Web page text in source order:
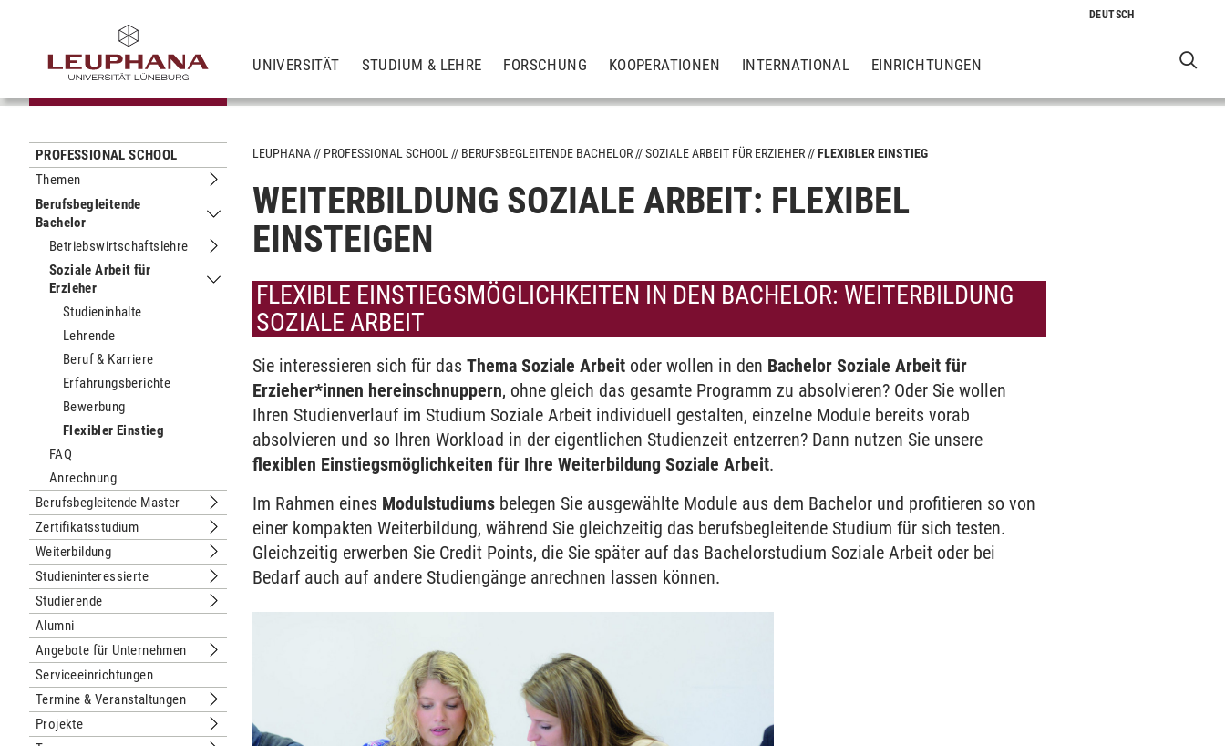
UNIVERSITÄT STUDIUM & LEHRE FORSCHUNG KOOPERATIONEN INTERNATIONAL EINRICHTUNGEN
PROFESSIONAL SCHOOL
Themen
Untermenu Themen
Berufsbegleitende
Bachelor
Untermenu Berufsbegleitende Bachelor
Betriebswirtschaftslehre
Untermenu Betriebswirtschaftslehre
Soziale Arbeit für
Erzieher
Untermenu Soziale Arbeit für Erzieher
Studieninhalte
Lehrende
Beruf & Karriere
Erfahrungsberichte
Bewerbung
Flexibler Einstieg
FAQ
Anrechnung
Berufsbegleitende Master
Untermenu Berufsbegleitende Master
Zertifikatsstudium
Untermenu Zertifikatsstudium
Weiterbildung
Untermenu Weiterbildung
Studieninteressierte
Untermenu Studieninteressierte
Studierende
Untermenu Studierende
Alumni
Angebote für Unternehmen
Untermenu Angebote für Unternehmen
Serviceeinrichtungen
Termine & Veranstaltungen
Untermenu Termine & Veranstaltungen
Projekte
Untermenu Projekte
LEUPHANA PROFESSIONAL SCHOOL BERUFSBEGLEITENDE BACHELOR SOZIALE ARBEIT FÜR ERZIEHER FLEXIBLER EINSTIEG
WEITERBILDUNG SOZIALE ARBEIT: FLEXIBEL
EINSTEIGEN
FLEXIBLE EINSTIEGSMÖGLICHKEITEN IN DEN BACHELOR: WEITERBILDUNG
SOZIALE ARBEIT
Sie interessieren sich für dasThema Soziale Arbeit oder wollen in den Bachelor Soziale Arbeit für
Erzieher*innen hereinschnuppern, ohne gleich das gesamte Programm zu absolvieren? Oder Sie wollen
Ihren Studienverlauf im Studium Soziale Arbeit individuell gestalten, einzelne Module bereits vorab
absolvieren und so Ihren Workload in der eigentlichen Studienzeit entzerren? Dann nutzen Sie unsere
flexiblen Einstiegsmöglichkeiten für Ihre Weiterbildung Soziale Arbeit.
Im Rahmen eines Modulstudiums belegen Sie ausgewählte Module aus dem Bachelor und profitieren so von
einer kompakten Weiterbildung, während Sie gleichzeitig das berufsbegleitende Studium für sich testen.
Gleichzeitig erwerben Sie Credit Points, die Sie später auf das Bachelorstudium Soziale Arbeit oder bei
Bedarf auch auf andere Studiengänge anrechnen lassen können.